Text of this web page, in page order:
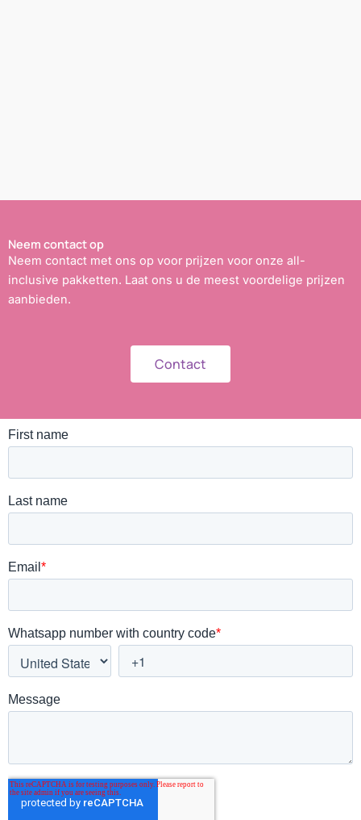
Neem contact op
Neem contact met ons op voor prijzen voor onze all-
inclusive pakketten. Laat ons u de meest voordelige prijzen
aanbieden.
Contact